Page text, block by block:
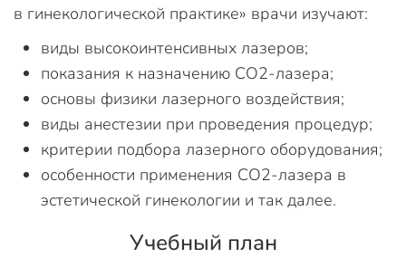
в гинекологической практике» врачи изучают:
виды высокоинтенсивных лазеров;
показания к назначению CO2-лазера;
основы физики лазерного воздействия;
виды анестезии при проведения процедур;
критерии подбора лазерного оборудования;
особенности применения CO2-лазера в
эстетической гинекологии и так далее.
Учебный план